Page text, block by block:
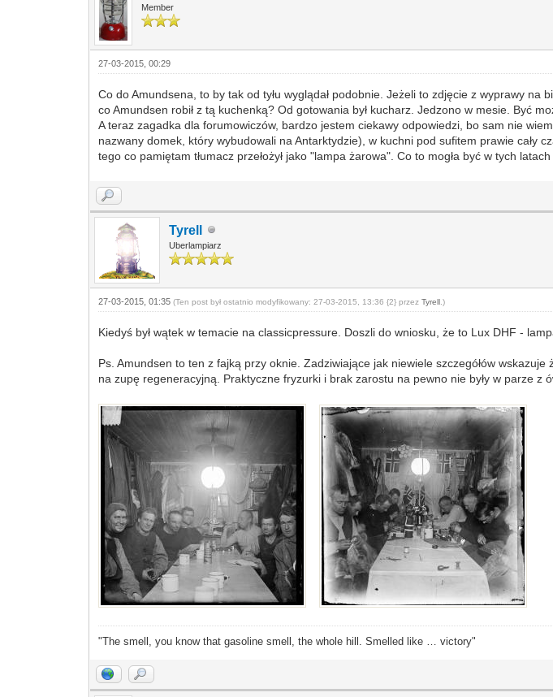
Member
27-03-2015, 00:29
Co do Amundsena, to by tak od tyłu wyglądał podobnie. Jeżeli to zdjęcie z wyprawy
co Amundsen robił z tą kuchenką? Od gotowania był kucharz. Jedzono w mesie. Być
A teraz zagadka dla forumowiczów, bardzo jestem ciekawy odpowiedzi, bo sam nie
nazwany domek, który wybudowali na Antarktydzie), w kuchni pod sufitem prawie cały
tego co pamiętam tłumacz przełożył jako "lampa żarowa". Co to mogła być w tych
Tyrell
Uberlampiarz
27-03-2015, 01:35(Ten post był ostatnio modyfikowany: 27-03-2015, 13:36 {2} przezTyrell .)
Kiedyś był wątek w temacie na classicpressure. Doszli do wniosku, że to Lux DHF -
Ps. Amundsen to ten z fajką przy oknie. Zadziwiające jak niewiele szczegółów
na zupę regeneracyjną. Praktyczne fryzurki i brak zarostu na pewno nie były w parze z
"The smell, you know that gasoline smell, the whole hill. Smelled like … victory"